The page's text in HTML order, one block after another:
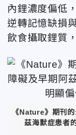
內鋰濃度偏低
逆轉記憶缺損
飲食攝取鋰質
《Nature》期刊
茲海默症患者